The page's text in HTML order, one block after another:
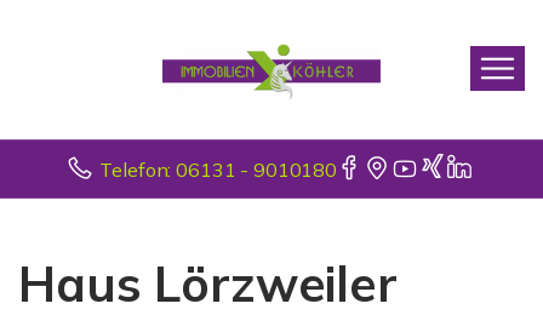
Telefon: 06131 - 9010180
Haus Lörzweiler